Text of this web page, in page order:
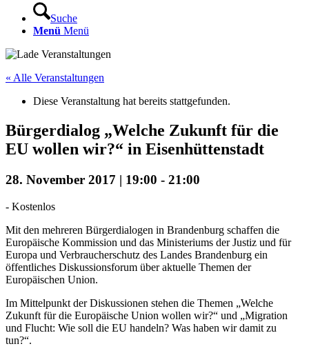
Suche
Menü Menü
« Alle Veranstaltungen
Diese Veranstaltung hat bereits stattgefunden.
Bürgerdialog „Welche Zukunft für die
EU wollen wir?“ in Eisenhüttenstadt
28. November 2017 | 19:00 - 21:00
- Kostenlos
Mit den mehreren Bürgerdialogen in Brandenburg schaffen die
Europäische Kommission und das Ministeriums der Justiz und für
Europa und Verbraucherschutz des Landes Brandenburg ein
öffentliches Diskussionsforum über aktuelle Themen der
Europäischen Union.
Im Mittelpunkt der Diskussionen stehen die Themen „Welche
Zukunft für die Europäische Union wollen wir?“ und „Migration
und Flucht: Wie soll die EU handeln? Was haben wir damit zu
tun?“.